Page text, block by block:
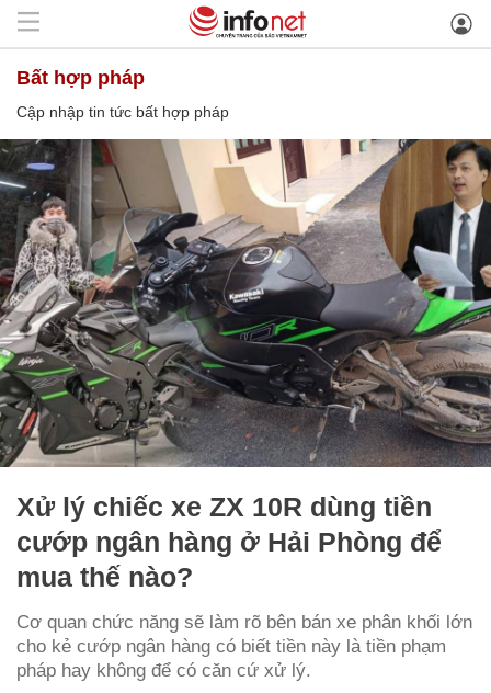
bất hợp pháp
Cập nhập tin tức bất hợp pháp
Xử lý chiếc xe ZX 10R dùng tiền
cướp ngân hàng ở Hải Phòng để
mua thế nào?
Cơ quan chức năng sẽ làm rõ bên bán xe phân khối lớn
cho kẻ cướp ngân hàng có biết tiền này là tiền phạm
pháp hay không để có căn cứ xử lý.